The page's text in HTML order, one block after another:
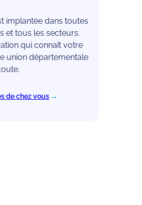
implantée dans toutes
et tous les secteurs.
qui connaît votre
union départementale
de chez vous →